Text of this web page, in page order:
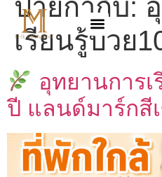
ป้ายกำกับ:
เรียนรู้ป๋วย
อุทยานการ
ปี แลนด์มาร์กสี